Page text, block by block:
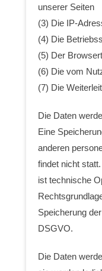
unserer Seiten
(3) Die IP-
(4) Die
(5) Der
(6) Die vom
(7) Die
Die Daten
Eine
anderen
findet nicht
ist technische
Speicherung
DSGVO.
Die Daten